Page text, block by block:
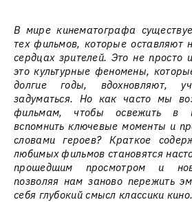
В мире кинематографа
тех фильмов, которые оставляют
сердцах зрителей. Это не просто
это культурные феномены,
долгие годы, вдохновляют,
задуматься. Но как часто мы
фильмам, чтобы освежить в
вспомнить ключевые моменты и
словами героев? Краткое
любимых фильмов становятся
прошедшим просмотром и
позволяя нам заново пережить
себя глубокий смысл классики кино.